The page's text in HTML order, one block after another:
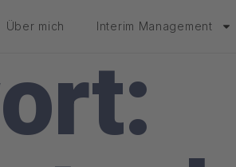
Über mich Interim Management